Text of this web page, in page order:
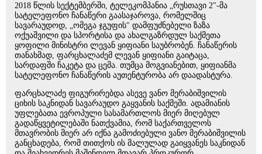
2018 წლის სექტემბერში, ტელეკომპანია „რუსთავი 2"-მა
სატელეფონო ჩანაწერი გაასაჯაროვა, რომელშიც
სავარაუდოდ, „ომეგა ჯგუფის" დამფუძნებელი ზაზა
ოქუაშვილი და სპორტისა და ახალგაზრდულ საქმეთა
ყოფილი მინისტრი ლევან ყიფიანი საუბრობენ. ჩანაწერის
თანახმად, ფარცხალაძემ ლევან ყიფიანი გაიტაცა,
სარდაფში ჩაკეტა და ცემა. თუმცა მოგვიანებით, ყიფიანმა
სატელეფონო ჩანაწერის აუთენტურობა არ დაადასტურა.
ფარცხალაძე ფიგურირებდა ასევე ვანო მერაბიშვილის
ციხის საკნიდან სავარაუდო გაყვანის საქმეში. ადამიანის
უფლებათა ევროპული სასამართლოს მიერ მიღებულ
გადაწყვეტილებაში ნათქვამია, რომ საქართველოს
მთავრობის მიერ არ იქნა გამოძიებული ვანო მერაბიშვილის
განცხადება, რომ თითქოს ის მალულად გაიყვანეს საკნიდან